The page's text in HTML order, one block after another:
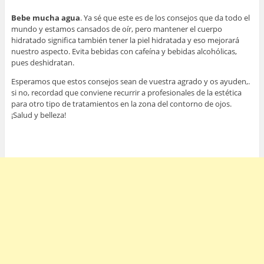
Bebe mucha agua. Ya sé que este es de los consejos que da todo el
mundo y estamos cansados de oír, pero mantener el cuerpo
hidratado significa también tener la piel hidratada y eso mejorará
nuestro aspecto. Evita bebidas con cafeína y bebidas alcohólicas,
pues deshidratan.
Esperamos que estos consejos sean de vuestra agrado y os ayuden,.
si no, recordad que conviene recurrir a profesionales de la estética
para otro tipo de tratamientos en la zona del contorno de ojos.
¡Salud y belleza!